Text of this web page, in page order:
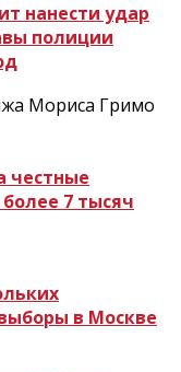
нанести удар
полиции
Мориса Гримо
честные
7 тысяч
в Москве